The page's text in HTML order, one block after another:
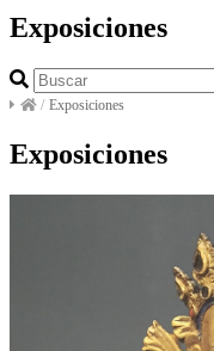
Exposiciones
/ Exposiciones
Exposiciones